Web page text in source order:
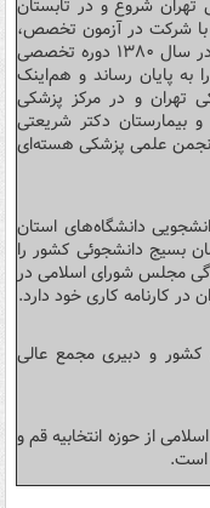
تهران شروع و در تابستان
با شرکت در آزمون تخصص،
به‌عنوان دانشجوی دوره تخصصی پذیرفته شد. در سال ۱۳۸۰ دوره تخصصی
را آغاز و در سال ۱۳۸۳ آن را به پایان رساند و هم‌اینک
تهران و در مرکز پزشکی
بیمارستان دکتر شریعتی
علمی پزشکی هسته‌ای
بسیج دانشجویی دانشگاه‌های استان
مسئولیت سازمان بسیج دانشجوئی کشور را
مجلس شورای اسلامی در
در کارنامه کاری خود دارد.
و دبیری مجمع عالی
از حوزه انتخابیه قم و
است.